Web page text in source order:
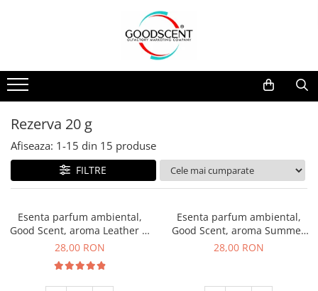
Pachete Promo
Dispozitive de Parfumare
Esente Parfum Ambiental
Rezerve Spray Good Scent
Odorizant cu Pulverizator
Site Pisoar
Dispozitive de Parfumare Ambientală
Auto
Rezidențiale
Comerciale
Industriale (HVAC)
Esente Parfum Ambiental
Mostre
Rezerva 10 g
Rezerva 20 g
Rezerva 100 g
Rezerva 200 g
Rezerva 500 g
Rezerva 20 g
Afiseaza: 1-15 din 15 produse
FILTRE
Esenta parfum ambiental,
Good Scent, aroma Leather &
Black Oudh, 20 g
28,00 RON
Esenta parfum ambiental,
Good Scent, aroma Summer
Melon, 20 g
28,00 RON